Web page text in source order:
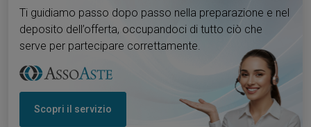
Ti guidiamo passo dopo passo nella preparazione e nel
deposito dell’offerta, occupandoci di tutto ciò che
serve per partecipare correttamente.
Scopri il servizio